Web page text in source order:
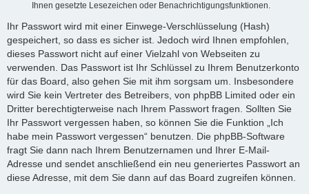
Ihnen gesetzte Lesezeichen oder Benachrichtigungsfunktionen.
Ihr Passwort wird mit einer Einwege-Verschlüsselung (Hash)
gespeichert, so dass es sicher ist. Jedoch wird Ihnen empfohlen,
dieses Passwort nicht auf einer Vielzahl von Webseiten zu
verwenden. Das Passwort ist Ihr Schlüssel zu Ihrem Benutzerkonto
für das Board, also gehen Sie mit ihm sorgsam um. Insbesondere
wird Sie kein Vertreter des Betreibers, von phpBB Limited oder ein
Dritter berechtigterweise nach Ihrem Passwort fragen. Sollten Sie
Ihr Passwort vergessen haben, so können Sie die Funktion „Ich
habe mein Passwort vergessen“ benutzen. Die phpBB-Software
fragt Sie dann nach Ihrem Benutzernamen und Ihrer E-Mail-
Adresse und sendet anschließend ein neu generiertes Passwort an
diese Adresse, mit dem Sie dann auf das Board zugreifen können.